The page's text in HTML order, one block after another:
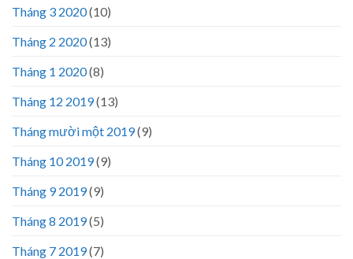
Tháng 3 2020(10)
Tháng 2 2020(13)
Tháng 1 2020(8)
Tháng 12 2019(13)
Tháng mười một 2019(9)
Tháng 10 2019(9)
Tháng 9 2019(9)
Tháng 8 2019(5)
Tháng 7 2019(7)